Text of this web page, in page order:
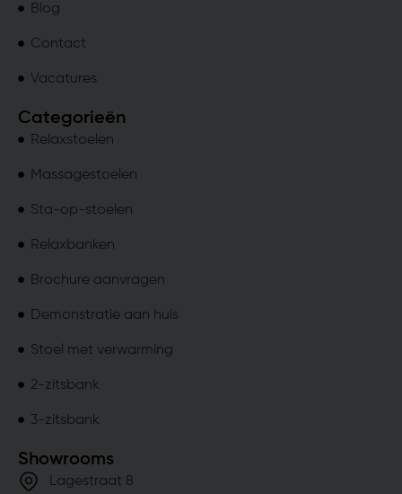
Blog
Contact
Vacatures
Categorieën
Relaxstoelen
Massagestoelen
Sta-op-stoelen
Relaxbanken
Brochure aanvragen
Demonstratie aan huis
Stoel met verwarming
2-zitsbank
3-zitsbank
Showrooms
Lagestraat 8